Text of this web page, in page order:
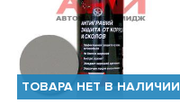
БЫСТРЫЙ ПРОСМОТР
ТОВАРА НЕТ В НАЛИЧИИ